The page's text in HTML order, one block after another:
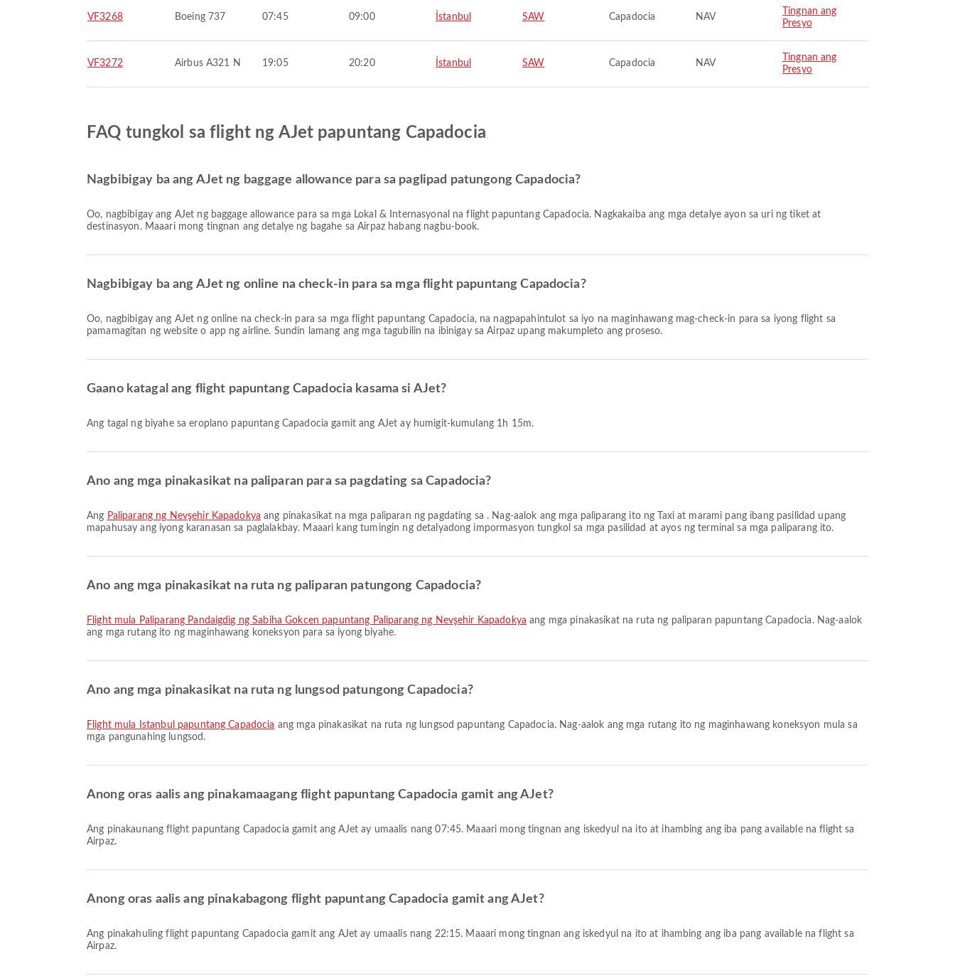
VF3268 Boeing 737 07:45 09:00 İstanbul SAW Capadocia NAV
Tingnan ang
Presyo
VF3272 Airbus A321 N 19:05 20:20 İstanbul SAW Capadocia NAV
Tingnan ang
Presyo
FAQ tungkol sa flight ng AJet papuntang Capadocia
Nagbibigay ba ang AJet ng baggage allowance para sa paglipad patungong Capadocia?
Oo, nagbibigay ang AJet ng baggage allowance para sa mga Lokal & Internasyonal na flight papuntang Capadocia. Nagkakaiba ang mga detalye ayon sa uri ng tiket at
destinasyon. Maaari mong tingnan ang detalye ng bagahe sa Airpaz habang nagbu-book.
Nagbibigay ba ang AJet ng online na check-in para sa mga flight papuntang Capadocia?
Oo, nagbibigay ang AJet ng online na check-in para sa mga flight papuntang Capadocia, na nagpapahintulot sa iyo na maginhawang mag-check-in para sa iyong flight sa
pamamagitan ng website o app ng airline. Sundin lamang ang mga tagubilin na ibinigay sa Airpaz upang makumpleto ang proseso.
Gaano katagal ang flight papuntang Capadocia kasama si AJet?
Ang tagal ng biyahe sa eroplano papuntang Capadocia gamit ang AJet ay humigit-kumulang 1h 15m.
Ano ang mga pinakasikat na paliparan para sa pagdating sa Capadocia?
Ang Paliparang ng Nevşehir Kapadokya ang pinakasikat na mga paliparan ng pagdating sa . Nag-aalok ang mga paliparang ito ng Taxi at marami pang ibang pasilidad upang
mapahusay ang iyong karanasan sa paglalakbay. Maaari kang tumingin ng detalyadong impormasyon tungkol sa mga pasilidad at ayos ng terminal sa mga paliparang ito.
Ano ang mga pinakasikat na ruta ng paliparan patungong Capadocia?
flight mula Paliparang Pandaigdig ng Sabiha Gokcen papuntang Paliparang ng Nevşehir Kapadokya ang mga pinakasikat na ruta ng paliparan papuntang Capadocia. Nag-aalok
ang mga rutang ito ng maginhawang koneksyon para sa iyong biyahe.
Ano ang mga pinakasikat na ruta ng lungsod patungong Capadocia?
flight mula İstanbul papuntang Capadocia ang mga pinakasikat na ruta ng lungsod papuntang Capadocia. Nag-aalok ang mga rutang ito ng maginhawang koneksyon mula sa
mga pangunahing lungsod.
Anong oras aalis ang pinakamaagang flight papuntang Capadocia gamit ang AJet?
Ang pinakaunang flight papuntang Capadocia gamit ang AJet ay umaalis nang 07:45. Maaari mong tingnan ang iskedyul na ito at ihambing ang iba pang available na flight sa
Airpaz.
Anong oras aalis ang pinakabagong flight papuntang Capadocia gamit ang AJet?
Ang pinakahuling flight papuntang Capadocia gamit ang AJet ay umaalis nang 22:15. Maaari mong tingnan ang iskedyul na ito at ihambing ang iba pang available na flight sa
Airpaz.